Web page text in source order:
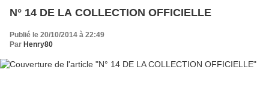
N° 14 DE LA COLLECTION OFFICIELLE
Publié le 20/10/2014 à 22:49
Par Henry80